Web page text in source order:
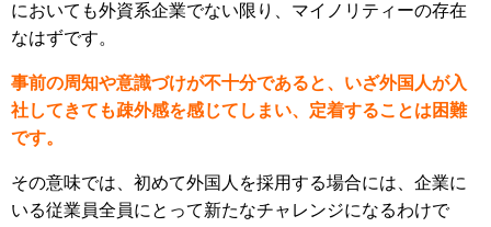
においても外資系企業でない限り、マイノリティーの存在
なはずです。
事前の周知や意識づけが不十分であると、いざ外国人が入
社してきても疎外感を感じてしまい、定着することは困難
です。
その意味では、初めて外国人を採用する場合には、企業に
いる従業員全員にとって新たなチャレンジになるわけで